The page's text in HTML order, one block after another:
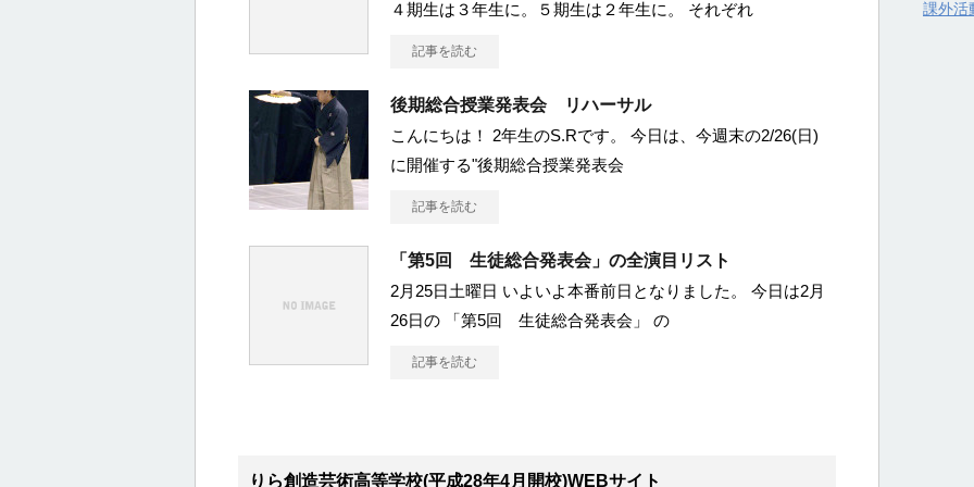
４期生は３年生に。５期生は２年生に。 それぞれ
記事を読む
後期総合授業発表会 リハーサル
こんにちは！ 2年生のS.Rです。 今日は、今週末の2/26(日)
に開催する"後期総合授業発表会
記事を読む
「第5回 生徒総合発表会」の全演目リスト
2月25日土曜日 いよいよ本番前日となりました。 今日は2月
26日の 「第5回 生徒総合発表会」 の
記事を読む
りら創造芸術高等学校(平成28年4月開校)WEBサイト
課外活